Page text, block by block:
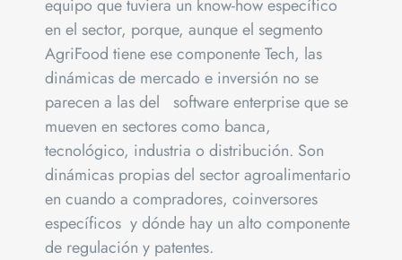
equipo que tuviera un know-how específico
en el sector, porque, aunque el segmento
AgriFood tiene ese componente Tech, las
dinámicas de mercado e inversión no se
parecen a las del software enterprise que se
mueven en sectores como banca,
tecnológico, industria o distribución. Son
dinámicas propias del sector agroalimentario
en cuando a compradores, coinversores
específicos y dónde hay un alto componente
de regulación y patentes.